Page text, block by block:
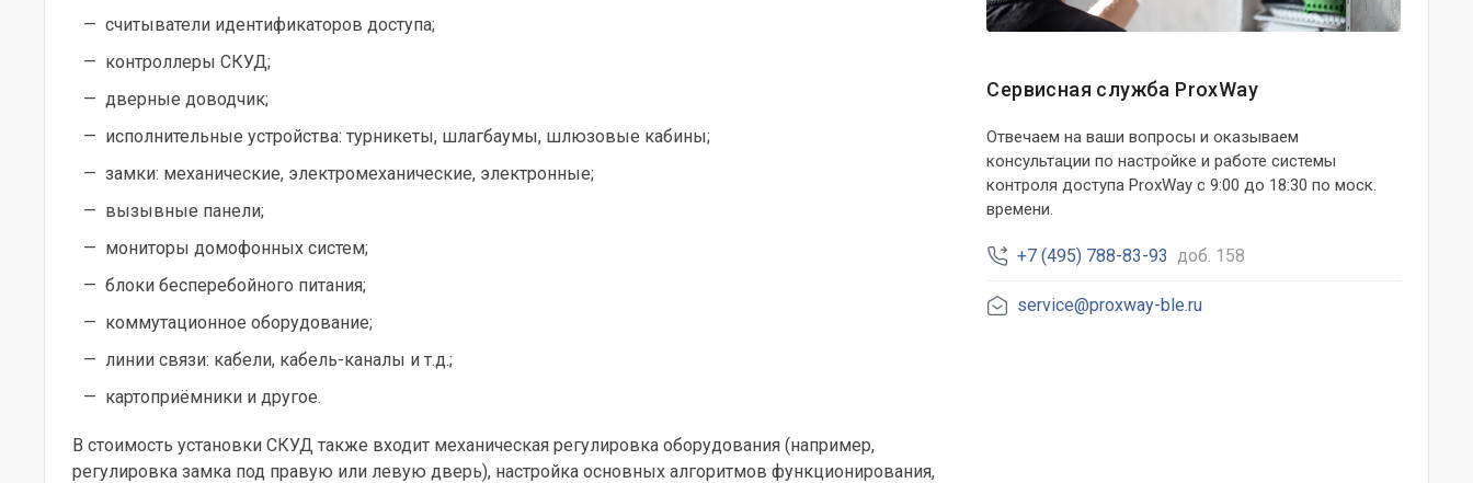
считыватели идентификаторов доступа;
контроллеры СКУД;
дверные доводчик;
исполнительные устройства: турникеты, шлагбаумы, шлюзовые кабины;
замки: механические, электромеханические, электронные;
вызывные панели;
мониторы домофонных систем;
блоки бесперебойного питания;
коммутационное оборудование;
линии связи: кабели, кабель-каналы и т.д.;
картоприёмники и другое.
В стоимость установки СКУД также входит механическая регулировка оборудования (например,
регулировка замка под правую или левую дверь), настройка основных алгоритмов функционирования,
Сервисная служба ProxWay
Отвечаем на ваши вопросы и оказываем
консультации по настройке и работе системы
контроля доступа ProxWay с 9:00 до 18:30 по моск.
времени.
+7 (495) 788-83-93 доб. 158
service@proxway-ble.ru